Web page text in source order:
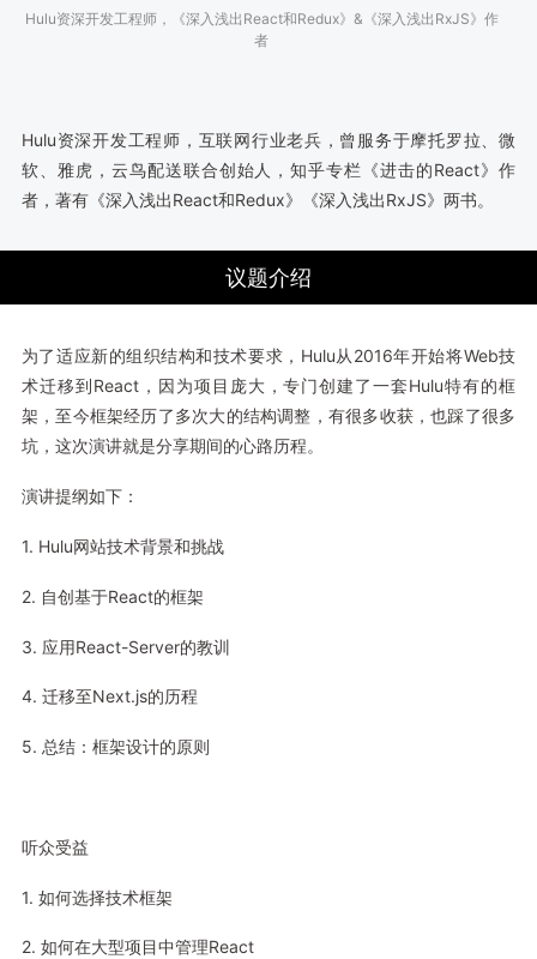
Hulu资深开发工程师，《深入浅出React和Redux》&《深入浅出RxJS》作
者
Hulu资深开发工程师，互联网行业老兵，曾服务于摩托罗拉、微
软、雅虎，云鸟配送联合创始人，知乎专栏《进击的React》作
者，著有《深入浅出React和Redux》《深入浅出RxJS》两书。
议题介绍
为了适应新的组织结构和技术要求，Hulu从2016年开始将Web技
术迁移到React，因为项目庞大，专门创建了一套Hulu特有的框
架，至今框架经历了多次大的结构调整，有很多收获，也踩了很多
坑，这次演讲就是分享期间的心路历程。
演讲提纲如下：
1. Hulu网站技术背景和挑战
2. 自创基于React的框架
3. 应用React-Server的教训
4. 迁移至Next.js的历程
5. 总结：框架设计的原则
听众受益
1. 如何选择技术框架
2. 如何在大型项目中管理React